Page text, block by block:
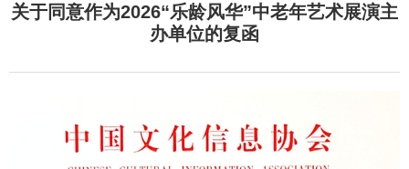
关于同意作为2026“乐龄风华”中老年艺术展演主
办单位的复函